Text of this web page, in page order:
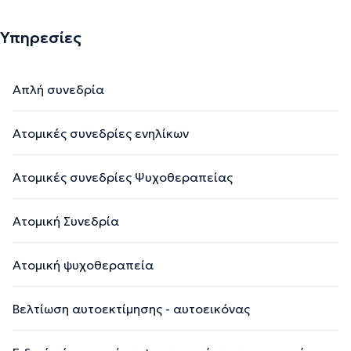
Υπηρεσίες
Απλή συνεδρία
Ατομικές συνεδρίες ενηλίκων
Ατομικές συνεδρίες Ψυχοθεραπείας
Ατομική Συνεδρία
Ατομική ψυχοθεραπεία
Βελτίωση αυτοεκτίμησης - αυτοεικόνας